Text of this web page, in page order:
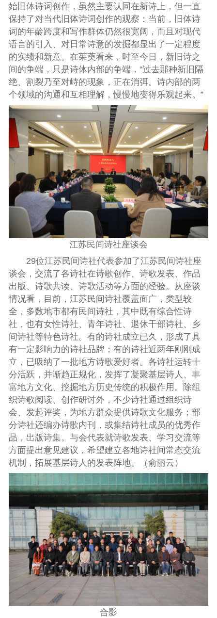
始旧体诗词创作，虽然主要认同在新诗上，但一直
保持了对当代旧体诗词创作的观察：当前，旧体诗
词的年龄跨度和写作群体仍然很宽阔，而且对现代
语言的引入、对日常诗意的发掘都显出了一定程度
的实绩和新意。在茱萸看来，时至今日，新旧诗之
间的争端，只是诗体内部的争端，“过去那种新旧隔
绝、割裂乃至对峙的现象，正在消弭。诗内部的两
个领域的沟通和互相理解，慢慢地变得乐观起来。”
江苏民间诗社座谈会
29位江苏民间诗社代表参加了江苏民间诗社座
谈会，交流了各诗社在诗歌创作、诗歌发表、作品
出版、诗歌共读、诗歌活动等方面的经验。从座谈
情况看，目前，江苏民间诗社覆盖面广，类型较
全，多数地市都有民间诗社，其中既有综合性诗
社，也有女性诗社、青年诗社、退休干部诗社、乡
间诗社等特色诗社。有的诗社成立已久，形成了具
有一定影响力的诗社品牌；有的诗社近两年刚刚成
立，已吸纳了一批地方诗歌爱好者。各诗社运转十
分活跃，并渐趋正规化，发挥了凝聚基层诗人、丰
富地方文化、挖掘地方历史传统的积极作用。除组
织诗歌阅读、创作研讨外，不少诗社通过组织诗
会、发起评奖，为地方群众提供诗歌文化服务；部
分诗社还编办诗歌内刊，或集结诗社成员的优秀作
品，出版诗集。与会代表就诗歌发表、学习交流等
方面提出意见建议，希望建立各地诗社间常态交流
机制，拓展基层诗人的发表阵地。（俞丽云）
合影